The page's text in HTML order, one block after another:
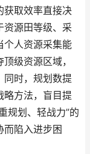
获取效率直接决
资源田等级、采
个人资源采集能
级资源区域，
同时，规划数提
略方法，盲目提
规划、轻战力”的
而陷入进步困